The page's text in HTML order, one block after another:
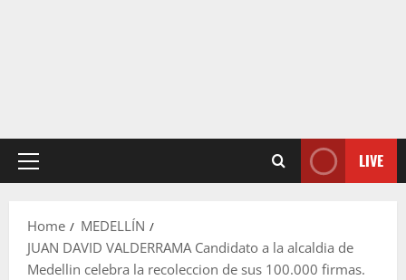
Primary
LIVE
Home
MEDELLÍN
JUAN DAVID VALDERRAMA Candidato a la alcaldia de
Medellin celebra la recoleccion de sus 100.000 firmas.